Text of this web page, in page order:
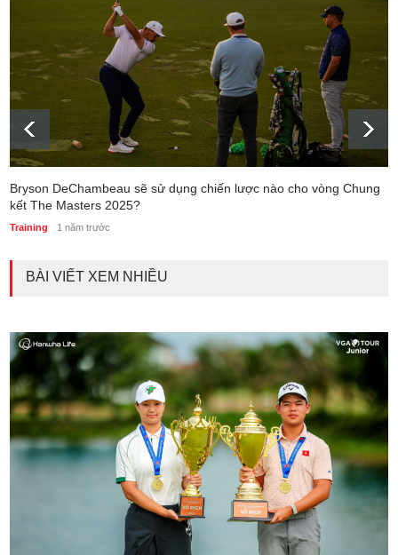
Bryson DeChambeau sẽ sử dụng chiến lược nào cho vòng Chung
kết The Masters 2025?
Training 1 năm trước
BÀI VIẾT XEM NHIỀU